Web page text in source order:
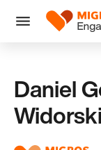
Navigation
überspringen
Menü
Logo
Daniel
Widorski